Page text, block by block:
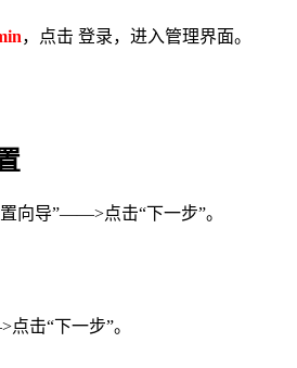
，点击 登录，进入管理界面。
向导”——>点击“下一步”。
击“下一步”。